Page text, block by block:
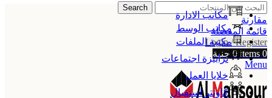
Search
مقارنة
قائمة المفضلة
Login / Register
0
items
0 جنية
Menu
مكاتب الادارة
مكاتب الوسط
مكتبة الملفات
ترابيزة اجتماعات
خلايا العمل
كاونتر استقبال